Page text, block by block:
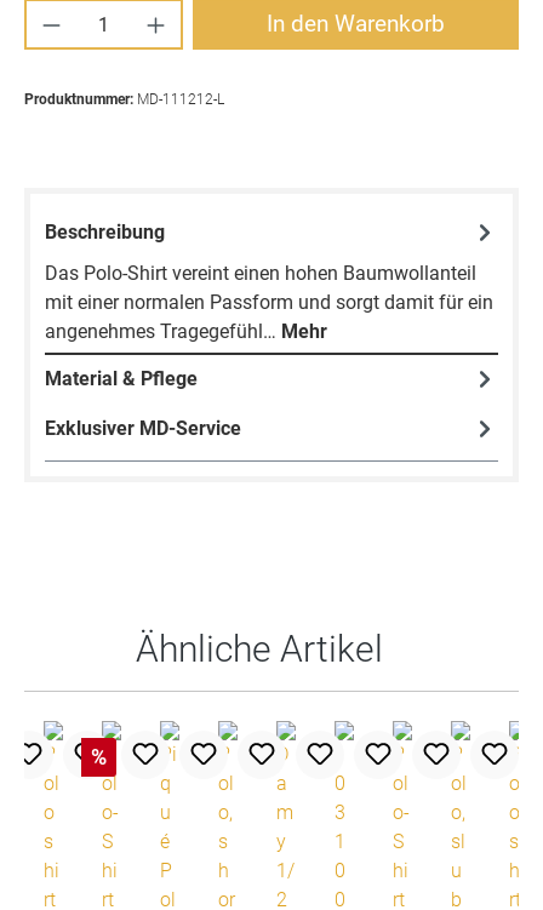
Produkt Anzahl: Gib den gewünschten
In den Warenkorb
Produktnummer: MD-111212-L
Beschreibung
Das Polo-Shirt vereint einen hohen Baumwollanteil
mit einer normalen Passform und sorgt damit für ein
angenehmes Tragegefühl… Mehr
Material & Pflege
Exklusiver MD-Service
Ähnliche Artikel
%